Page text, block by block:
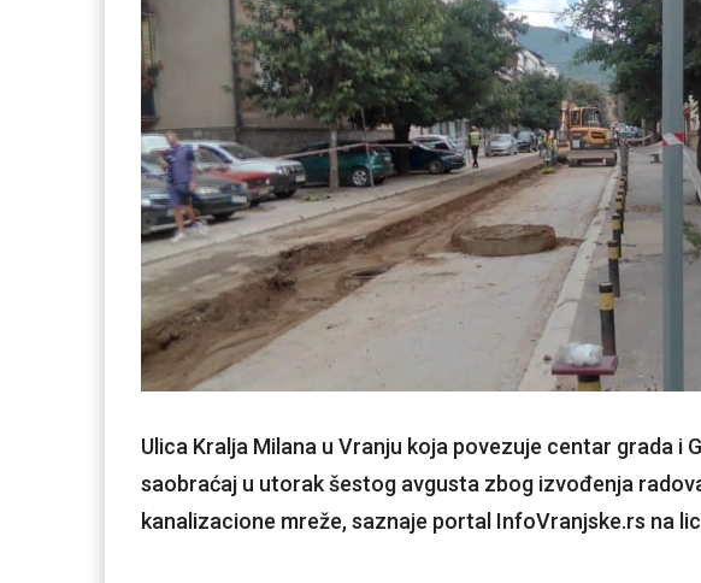
Ulica Kralja Milana u Vranju koja povezuje centar grada i
saobraćaj u utorak šestog avgusta zbog izvođenja
kanalizacione mreže, saznaje portal InfoVranjske.rs na